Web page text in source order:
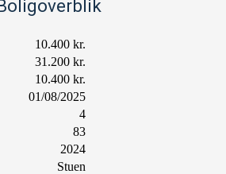
10.400 kr.
31.200 kr.
10.400 kr.
01/08/2025
4
83
2024
Stuen